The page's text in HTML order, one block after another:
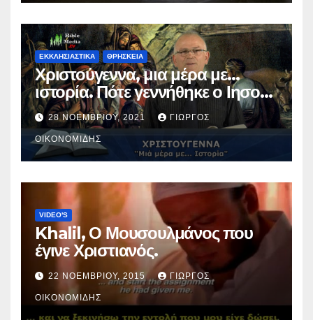
ΕΚΚΛΗΣΙΑΣΤΙΚΑ ΘΡΗΣΚΕΙΑ
Χριστούγεννα, μια μέρα με…
ιστορία. Πότε γεννήθηκε ο Ιησούς
Χριστός; (Βίντεο).
28 ΝΟΕΜΒΡΊΟΥ, 2021 ΓΙΏΡΓΟΣ
ΟΙΚΟΝΟΜΊΔΗΣ
VIDEO'S
Khalil, Ο Μουσουλμάνος που
έγινε Χριστιανός.
22 ΝΟΕΜΒΡΊΟΥ, 2015 ΓΙΏΡΓΟΣ
ΟΙΚΟΝΟΜΊΔΗΣ